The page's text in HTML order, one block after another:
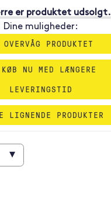
er produktet udsolgt.
Dine muligheder:
PRODUKTET
NU MED LÆNGERE
LEVERINGSTID
PRODUKTER
▾